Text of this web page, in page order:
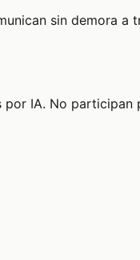
sin demora
IA. No participan